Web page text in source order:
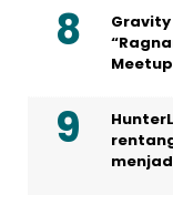
Gravity